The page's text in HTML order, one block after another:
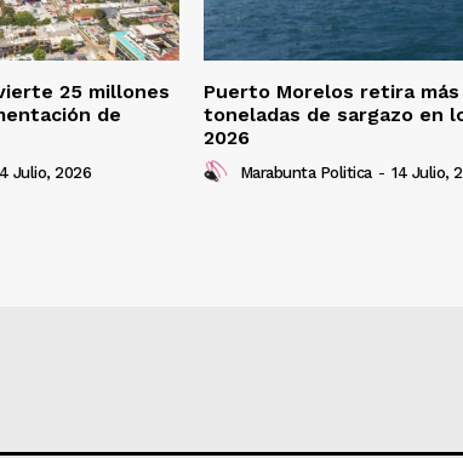
25 millones
de
Julio, 2026
Puerto Morelos retira
toneladas de sargazo en
2026
Marabunta Politica - 14 Julio,